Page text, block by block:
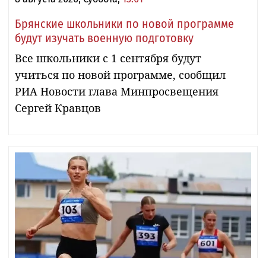
Брянские школьники по новой программе
будут изучать военную подготовку
Все школьники с 1 сентября будут
учиться по новой программе, сообщил
РИА Новости глава Минпросвещения
Сергей Кравцов